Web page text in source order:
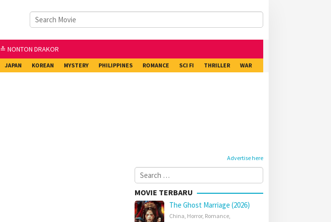
≛ NONTON DRAKOR
JAPAN KOREAN MYSTERY PHILIPPINES ROMANCE SCI FI THRILLER WAR
Advertise here
Search
for:
MOVIE TERBARU
The Ghost Marriage (2026)
China, Horror, Romance,